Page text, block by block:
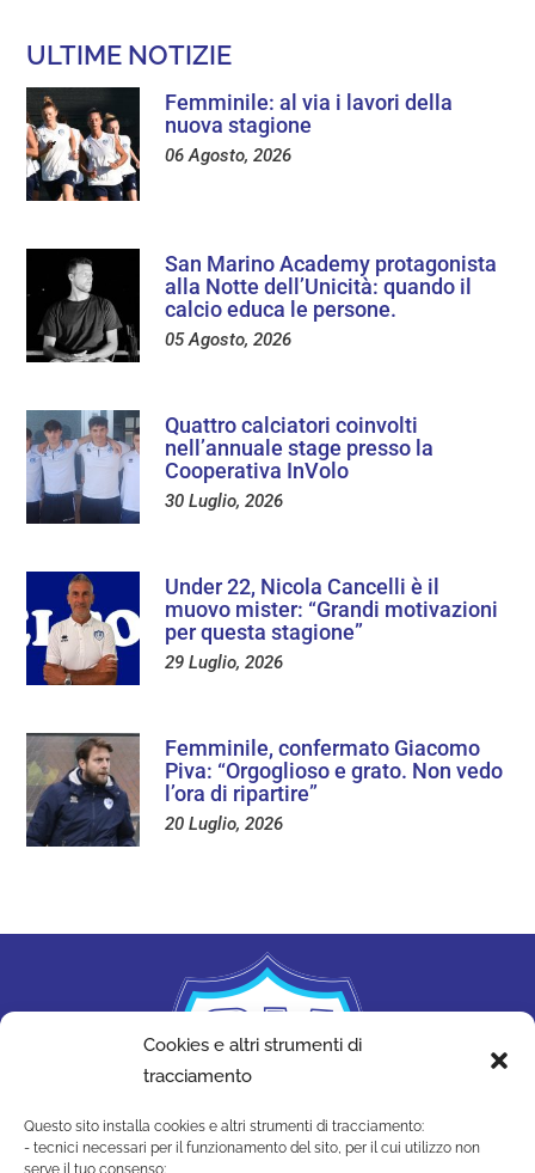
Cookies e altri strumenti di
tracciamento
Questo sito installa cookies e altri strumenti di tracciamento:
- tecnici necessari per il funzionamento del sito, per il cui utilizzo non
serve il tuo consenso;
ULTIME NOTIZIE
Femminile: al via i lavori della
nuova stagione
06 Agosto, 2026
San Marino Academy protagonista
alla Notte dell’Unicità: quando il
calcio educa le persone.
05 Agosto, 2026
Quattro calciatori coinvolti
nell’annuale stage presso la
Cooperativa InVolo
30 Luglio, 2026
Under 22, Nicola Cancelli è il
muovo mister: “Grandi motivazioni
per questa stagione”
29 Luglio, 2026
Femminile, confermato Giacomo
Piva: “Orgoglioso e grato. Non vedo
l’ora di ripartire”
20 Luglio, 2026